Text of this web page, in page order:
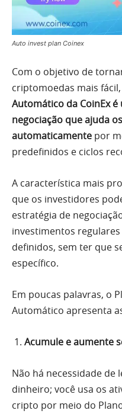
Auto invest plan Coinex
Com o objetivo de
criptomoedas mais fácil,
Automático da CoinEx
negociação que ajuda
automaticamente por
predefinidos e ciclos
A característica mais
que os investidores
estratégia de
investimentos
definidos, sem ter que
específico.
Em poucas palavras, o
Automático apresenta
Acumule e aumente
Não há necessidade de
dinheiro; você usa os
cripto por meio do